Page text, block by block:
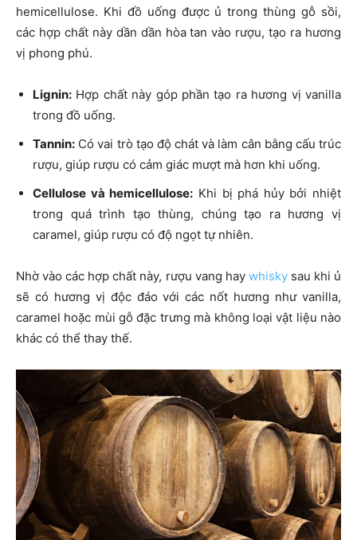
hemicellulose. Khi đồ uống được ủ trong thùng gỗ sồi,
các hợp chất này dần dần hòa tan vào rượu, tạo ra hương
vị phong phú.
Lignin: Hợp chất này góp phần tạo ra hương vị vanilla
trong đồ uống.
Tannin: Có vai trò tạo độ chát và làm cân bằng cấu trúc
rượu, giúp rượu có cảm giác mượt mà hơn khi uống.
Cellulose và hemicellulose: Khi bị phá hủy bởi nhiệt
trong quá trình tạo thùng, chúng tạo ra hương vị
caramel, giúp rượu có độ ngọt tự nhiên.
Nhờ vào các hợp chất này, rượu vang hay whiskysau khi ủ
sẽ có hương vị độc đáo với các nốt hương như vanilla,
caramel hoặc mùi gỗ đặc trưng mà không loại vật liệu nào
khác có thể thay thế.